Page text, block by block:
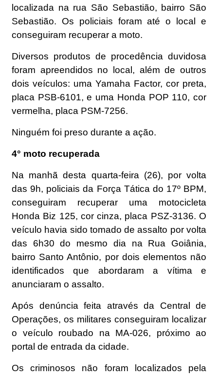
localizada na rua São Sebastião, bairro São
Sebastião. Os policiais foram até o local e
conseguiram recuperar a moto.
Diversos produtos de procedência duvidosa
foram apreendidos no local, além de outros
dois veículos: uma Yamaha Factor, cor preta,
placa PSB-6101, e uma Honda POP 110, cor
vermelha, placa PSM-7256.
Ninguém foi preso durante a ação.
4° moto recuperada
Na manhã desta quarta-feira (26), por volta
das 9h, policiais da Força Tática do 17º BPM,
conseguiram recuperar uma motocicleta
Honda Biz 125, cor cinza, placa PSZ-3136. O
veículo havia sido tomado de assalto por volta
das 6h30 do mesmo dia na Rua Goiânia,
bairro Santo Antônio, por dois elementos não
identificados que abordaram a vítima e
anunciaram o assalto.
Após denúncia feita através da Central de
Operações, os militares conseguiram localizar
o veículo roubado na MA-026, próximo ao
portal de entrada da cidade.
Os criminosos não foram localizados pela